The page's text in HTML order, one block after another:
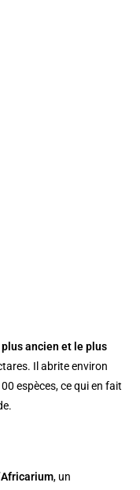
plus ancien et le plus
Il abrite environ
espèces, ce qui en fait
Africarium, un